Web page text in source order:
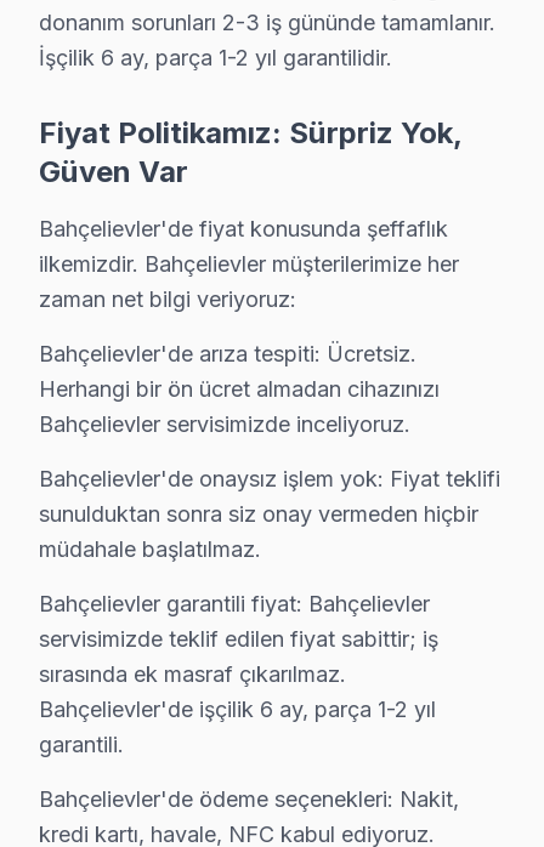
· Bahçelievler LG
· Bahçelievler Panasonic
Bahçelievler'de Philips TV Servisi Hakkında
Bahçelievler'de Philips televizyon paneli servis
Philips Televizyon Servis Rehberi
✓ 15+ Yıl Deneyim
✓ Yazılı Garanti Belgesi
✓ Orijinal Yedek Parça
Bahçelievler Mahallelerinde Philips Servis
“Murat Bey, Philips televizyonum görüntü vermiyor,
Bahçelievler, İstanbul'un kalabalık ve hareketli bir
Sorularımı yanıtladıktan sonra, televizyonun güç
donanım sorunları 2-3 iş gününde tamamlanır.
İşçilik 6 ay, parça 1-2 yıl garantilidir.
Fiyat Politikamız: Sürpriz Yok,
Güven Var
Bahçelievler'de fiyat konusunda şeffaflık
ilkemizdir. Bahçelievler müşterilerimize her
zaman net bilgi veriyoruz:
Bahçelievler'de arıza tespiti: Ücretsiz.
Herhangi bir ön ücret almadan cihazınızı
Bahçelievler servisimizde inceliyoruz.
Bahçelievler'de onaysız işlem yok: Fiyat teklifi
sunulduktan sonra siz onay vermeden hiçbir
müdahale başlatılmaz.
Bahçelievler garantili fiyat: Bahçelievler
servisimizde teklif edilen fiyat sabittir; iş
sırasında ek masraf çıkarılmaz.
Bahçelievler'de işçilik 6 ay, parça 1-2 yıl
garantili.
Bahçelievler'de ödeme seçenekleri: Nakit,
kredi kartı, havale, NFC kabul ediyoruz.